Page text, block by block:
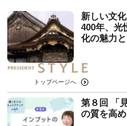
新しい文
400年、光
化の魅力
トップページへ
第８回 「
の質を高め